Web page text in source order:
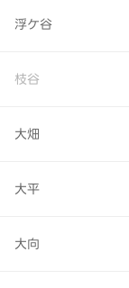
浮ケ谷
枝谷
大畑
大平
大向